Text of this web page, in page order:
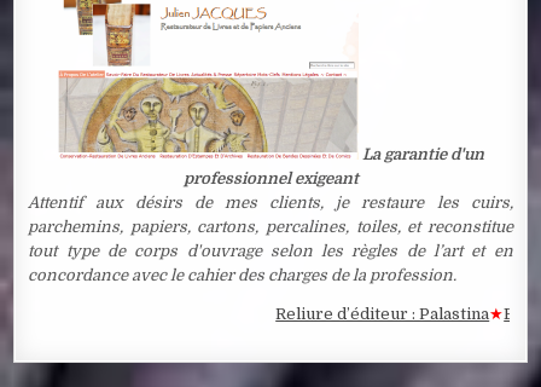
La garantie d'un
professionnel exigeant
Attentif aux désirs de mes clients, je restaure les cuirs,
parchemins, papiers, cartons, percalines, toiles, et reconstitue
tout type de corps d'ouvrage selon les règles de l’art et en
concordance avec le cahier des charges de la profession.
Reliure d’éditeur : Palastina★